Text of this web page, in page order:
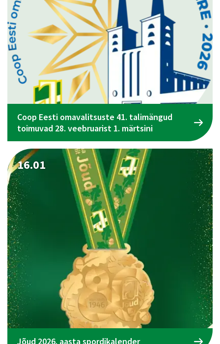
Coop Eesti omavalitsuste 41. talimängud
toimuvad 28. veebruarist 1. märtsini
16.01
Jõud 2026. aasta spordikalender